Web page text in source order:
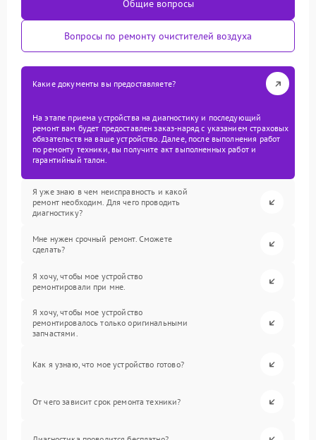
Общие вопросы
Вопросы по ремонту очистителей воздуха
Какие документы вы предоставляете?
На этапе приема устройства на диагностику и последующий
ремонт вам будет предоставлен заказ-наряд с указанием страховых
обязательств на ваше устройство. Далее, после выполнения работ
по ремонту техники, вы получите акт выполненных работ и
гарантийный талон.
Я уже знаю в чем неисправность и какой
ремонт необходим. Для чего проводить
диагностику?
Мне нужен срочный ремонт. Сможете
сделать?
Я хочу, чтобы мое устройство
ремонтировали при мне.
Я хочу, чтобы мое устройство
ремонтировалось только оригинальными
запчастями.
Как я узнаю, что мое устройство готово?
От чего зависит срок ремонта техники?